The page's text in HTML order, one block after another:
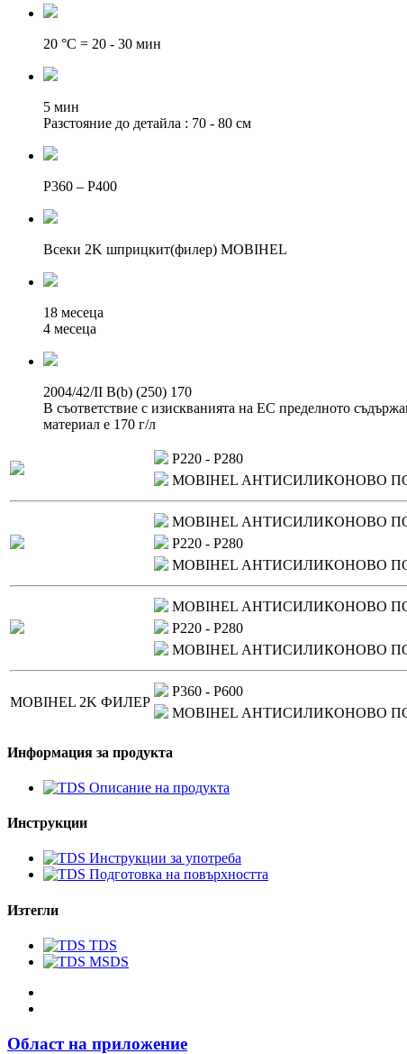
20 °C = 20 - 30 мин
5 мин
Разстояние до детайла : 70 - 80 см
P360 – P400
Всеки 2K шприцкит(филер) MOBIHEL
18 месеца
4 месеца
2004/42/II B(b) (250) 170
В съответствие с изискванията на ЕС пределното
материал е 170 г/л
P220 - P280
MOBIHEL АНТИСИЛИКОНОВО
MOBIHEL АНТИСИЛИКОНОВО
P220 - P280
MOBIHEL АНТИСИЛИКОНОВО
MOBIHEL АНТИСИЛИКОНОВО
P220 - P280
MOBIHEL АНТИСИЛИКОНОВО
MOBIHEL 2K ФИЛЕР
P360 - P600
MOBIHEL АНТИСИЛИКОНОВО
Информация за продукта
Описание на продукта
Инструкции
Инструкции за употреба
Подготовка на повърхността
Изтегли
TDS
MSDS
Област на приложение